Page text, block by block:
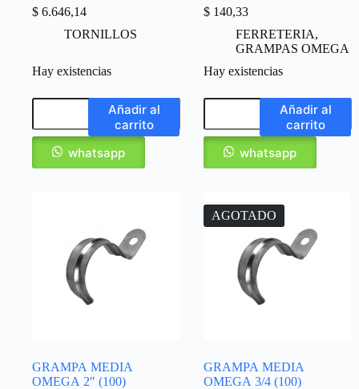
$ 6.646,14
TORNILLOS
Hay existencias
Añadir al
carrito
whatsapp
$ 140,33
FERRETERIA,
GRAMPAS OMEGA
Hay existencias
Añadir al
carrito
whatsapp
GRAMPA MEDIA
OMEGA 2″ (100)
AGOTADO
GRAMPA MEDIA
OMEGA 3/4 (100)